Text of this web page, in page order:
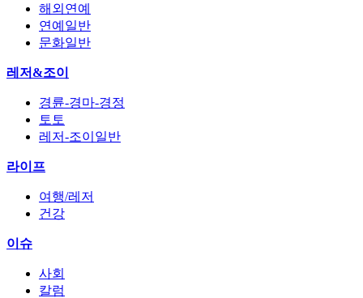
해외연예
연예일반
문화일반
레저&조이
경륜-경마-경정
토토
레저-조이일반
라이프
여행/레저
건강
이슈
사회
칼럼